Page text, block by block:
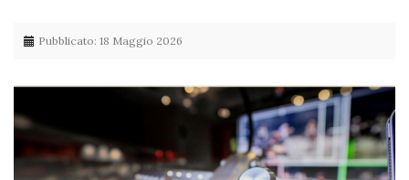
Pubblicato: 18 Maggio 2026